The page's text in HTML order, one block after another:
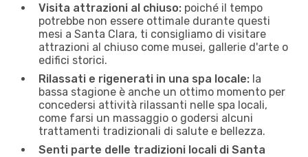
Visita attrazioni al chiuso: poiché il tempo
potrebbe non essere ottimale durante questi
mesi a Santa Clara, ti consigliamo di visitare
attrazioni al chiuso come musei, gallerie d'arte o
edifici storici.
Rilassati e rigenerati in una spa locale: la
bassa stagione è anche un ottimo momento per
concedersi attività rilassanti nelle spa locali,
come farsi un massaggio o godersi alcuni
trattamenti tradizionali di salute e bellezza.
Senti parte delle tradizioni locali di Santa